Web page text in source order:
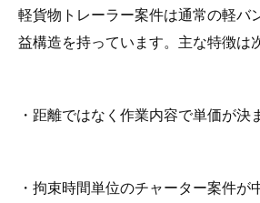
軽貨物トレーラー案件は通常の軽バ
益構造を持っています。主な特徴は
・距離ではなく作業内容で単価が決
・拘束時間単位のチャーター案件が